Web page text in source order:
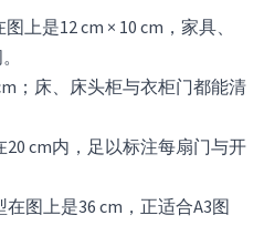
上是12 cm × 10 cm，家具、
；床、床头柜与衣柜门都能清
cm内，足以标注每扇门与开
图上是36 cm，正适合A3图